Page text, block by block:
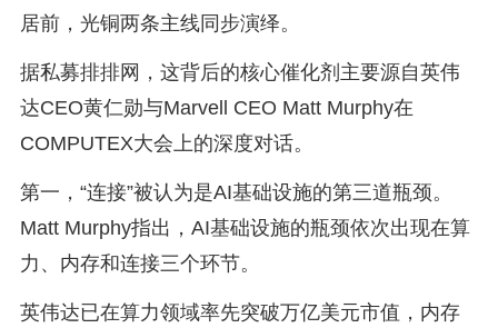
居前，光铜两条主线同步演绎。
据私募排排网，这背后的核心催化剂主要源自英伟
达CEO黄仁勋与Marvell CEO Matt Murphy在
COMPUTEX大会上的深度对话。
第一，“连接”被认为是AI基础设施的第三道瓶颈。
Matt Murphy指出，AI基础设施的瓶颈依次出现在算
力、内存和连接三个环节。
英伟达已在算力领域率先突破万亿美元市值，内存